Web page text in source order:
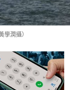
潤攝）